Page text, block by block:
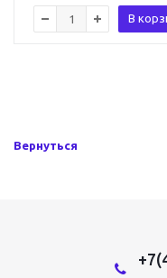
В
Вернуться